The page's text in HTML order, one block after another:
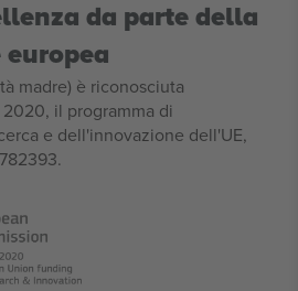
da parte della
madre) è riconosciuta
il programma di
e dell'innovazione dell'UE,